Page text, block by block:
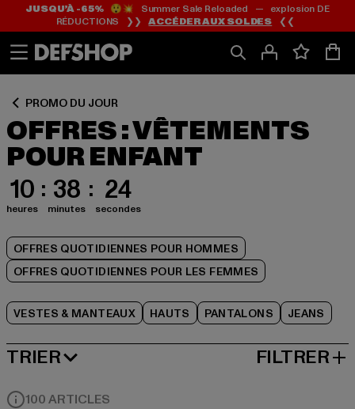
Passer
au
Passer
au
de
JUSQU’À -65%😲💥 Summer Sale Reloaded — explosion DE
RÉDUCTIONS ❯❯ACCÉDER AUX SOLDES ❮❮
PROMO DU JOUR
OFFRES : VÊTEMENTS
POUR ENFANT
10
heures
38
minutes
24
secondes
OFFRES QUOTIDIENNES POUR HOMMES
OFFRES QUOTIDIENNES POUR LES FEMMES
VESTES & MANTEAUX HAUTS PANTALONS JEANS
Passer
au
de
TRIER
MEILLEURES VENTES FILTRER
100 ARTICLES